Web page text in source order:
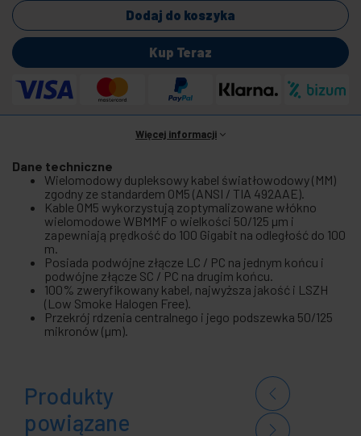
Dodaj do koszyka
Kup Teraz
Więcej informacji
Dane techniczne
Wielomodowy dupleksowy kabel światłowodowy (MM)
zgodny ze standardem OM5 (ANSI / TIA 492AAE).
Kable OM5 wykorzystują zoptymalizowane włókno
wielomodowe WBMMF o wielkości 50/125 µm i
zapewniają prędkość do 100 Gigabit na odległość do 100
m.
Posiada podwójne złącze LC / PC na jednym końcu i
podwójne złącze SC / PC na drugim końcu.
100% zweryfikowany kabel, najwyższa jakość i LSZH
(Low Smoke Halogen Free).
Przekrój rdzenia centralnego i jego podszewka 50/125
mikronów (µm).
Produkty
powiązane